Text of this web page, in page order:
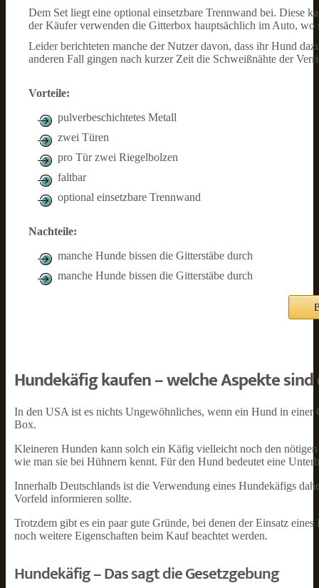
Dem Set liegt eine optional einsetzbare Trennwand bei. Diese
der Käufer verwenden die Gitterbox hauptsächlich im Auto, wo
Leider berichteten manche der Nutzer davon, dass ihr Hund
anderen Fall gingen nach kurzer Zeit die Schweißnähte der
Vorteile:
pulverbeschichtetes Metall
zwei Türen
pro Tür zwei Riegelbolzen
faltbar
optional einsetzbare Trennwand
Nachteile:
manche Hunde bissen die Gitterstäbe durch
manche Hunde bissen die Gitterstäbe durch
Hundekäfig kaufen – welche Aspekte
In den USA ist es nichts Ungewöhnliches, wenn ein Hund in
Box.
Kleineren Hunden kann solch ein Käfig vielleicht noch den
wie man sie bei Hühnern kennt. Für den Hund bedeutet eine
Innerhalb Deutschlands ist die Verwendung eines Hundekäfigs
Vorfeld informieren sollte.
Trotzdem gibt es ein paar gute Gründe, bei denen der Einsatz
noch weitere Eigenschaften beim Kauf beachtet werden.
Hundekäfig – Das sagt die Gesetzgebung